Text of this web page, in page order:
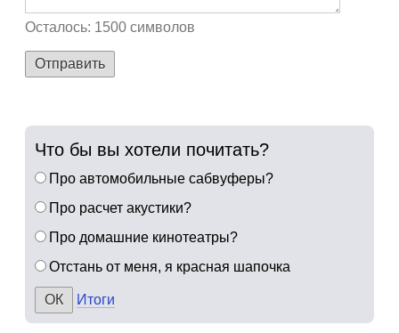
Осталось: 1500 символов
Отправить
Что бы вы хотели почитать?
Про автомобильные сабвуферы?
Про расчет акустики?
Про домашние кинотеатры?
Отстань от меня, я красная шапочка
Итоги